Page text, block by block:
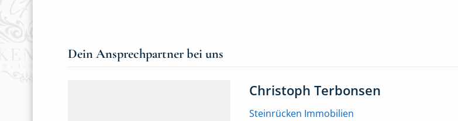
Dein Ansprechpartner bei uns
Christoph Terbonsen
Steinrücken Immobilien